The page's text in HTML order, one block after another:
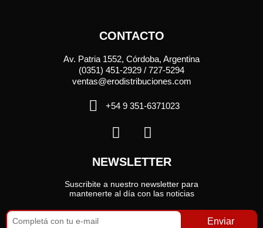
CONTACTO
Av. Patria 1552, Córdoba, Argentina
(0351) 451-2929 / 727-5294
ventas@erodistribuciones.com
+54 9 351-6371023
NEWSLETTER
Suscribite a nuestro newsletter para
mantenerte al día con las noticias
Enviar